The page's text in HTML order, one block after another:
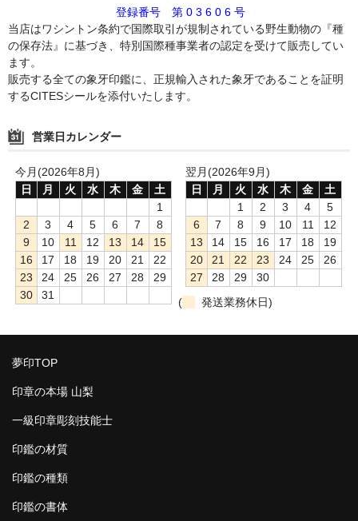
登録番号 第 0 3 6 0 6 号
当店はワシントン条約で国際取引が規制されている野生動物の『種
の保存法』に基づき、特別国際種事業者の認定を受けて販売してい
ます。
販売する全ての象牙印鑑に、正規輸入された象牙であることを証明
するCITESシールを添付いたします。
営業日カレンダー
今月(2026年8月)
日
月 火 水 木 金
土
1
2
3 4 5 6 7
8
9
10 11 12 13 14
15
16
17 18 19 20 21
22
23
24 25 26 27 28
29
30
31
翌月(2026年9月)
日
月 火 水 木 金
土
1
2 3 4
5
6
7 8 9 10 11
12
13
14 15 16 17 18
19
20
21 22 23 24 25
26
27
28 29
30
(
発送業務休日)
夢印TOP
印章の本場 山梨
一級印章彫刻技能士
印鑑の材質
印鑑の種類
印鑑の書体